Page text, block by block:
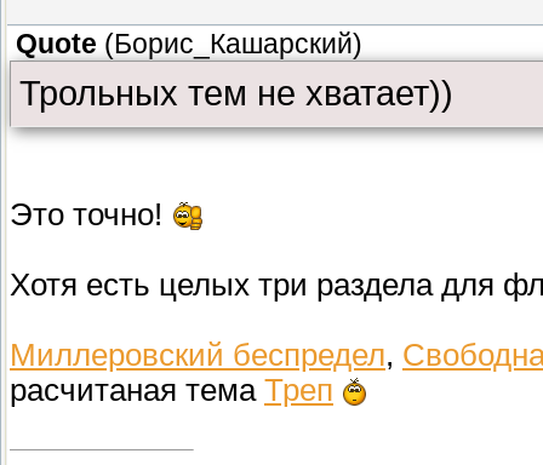
Quote (Борис_Кашарский)
Трольных тем не хватает))
Это точно!
Хотя есть целых три раздела для
Миллеровский беспредел,
расчитаная тема Треп